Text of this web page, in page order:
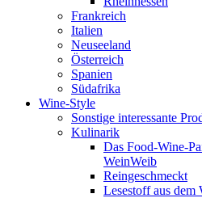
Frankreich
Italien
Neuseeland
Österreich
Spanien
Südafrika
Wine-Style
Sonstige interessante
Kulinarik
Das Food-Wine-
WeinWeib
Reingeschmeckt
Lesestoff aus dem